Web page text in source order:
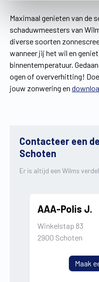
Maximaal genieten van de
schaduwmeesters van
diverse soorten
wanneer jij het wil en
binnentemperatuur.
ogen of oververhitting!
jouw zonwering en
Contacteer een
Schoten
Er is altijd een Wilms
AAA-Polis J.
Winkelstap 83
2900 Schoten
Maak